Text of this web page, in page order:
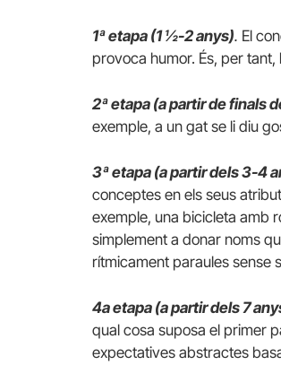
1ª etapa (1 ½-2 anys). El
provoca humor. És, per
2ª etapa (a partir de finals
exemple, a un gat se li diu
3ª etapa (a partir dels 3-4
conceptes en els seus
exemple, una bicicleta amb
simplement a donar noms
rítmicament paraules sense
4a etapa (a partir dels 7
qual cosa suposa el primer
expectatives abstractes